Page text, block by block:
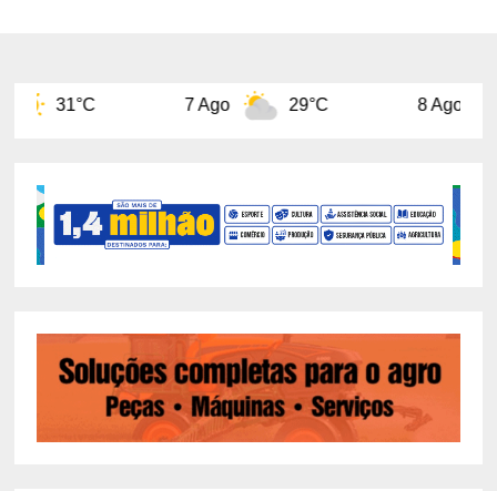
7 Ago 29°C 8 Ago 31°C